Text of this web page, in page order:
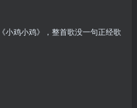
小鸡小鸡》，整首歌没一句正经歌